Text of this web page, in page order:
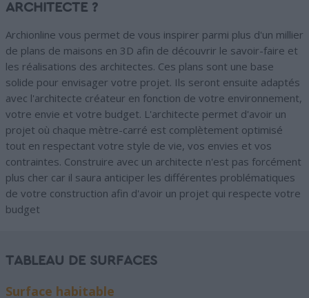
ARCHITECTE ?
Archionline vous permet de vous inspirer parmi plus d'un millier
de plans de maisons en 3D afin de découvrir le savoir-faire et
les réalisations des architectes. Ces plans sont une base
solide pour envisager votre projet. Ils seront ensuite adaptés
avec l'architecte créateur en fonction de votre environnement,
votre envie et votre budget. L'architecte permet d'avoir un
projet où chaque mètre-carré est complètement optimisé
tout en respectant votre style de vie, vos envies et vos
contraintes. Construire avec un architecte n'est pas forcément
plus cher car il saura anticiper les différentes problématiques
de votre construction afin d'avoir un projet qui respecte votre
budget
TABLEAU DE SURFACES
Surface habitable